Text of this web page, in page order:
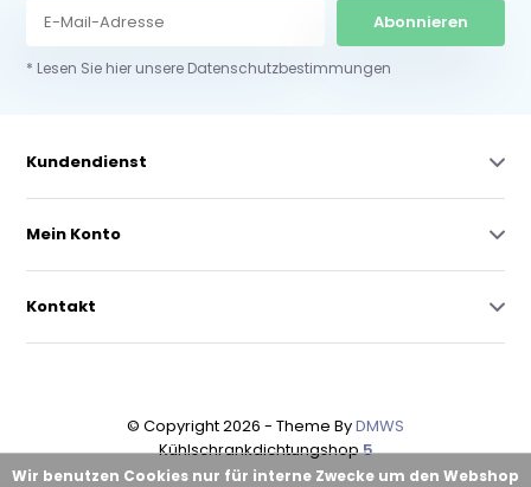
Abonnieren
* Lesen Sie hier unsere Datenschutzbestimmungen
Kundendienst
Mein Konto
Kontakt
© Copyright 2026 - Theme ByDMWS
Kühlschrankdichtungshop5
Wir benutzen Cookies nur für interne Zwecke um den Webshop